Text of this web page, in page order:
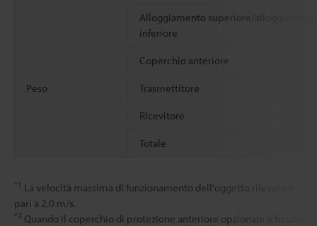
Alloggiamento superiore/
inferiore
Coperchio anteriore
Peso Trasmettitore
Ricevitore
Totale
*1 La velocità massima di funzionamento dell'oggetto rilevato è
pari a 2,0 m/s.
*2 Quando il coperchio di protezione anteriore opzionale è fissato